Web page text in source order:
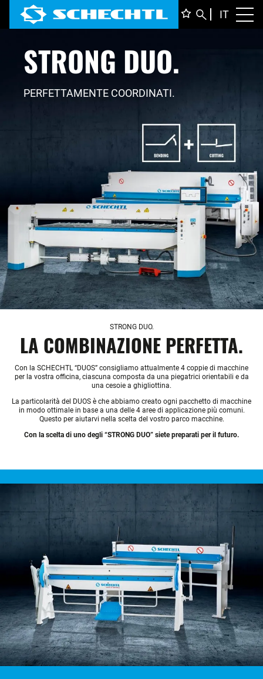
IT
STRONG DUO.
PERFETTAMENTE COORDINATI.
STRONG DUO.
LA COMBINAZIONE PERFETTA.
Con la SCHECHTL “DUOS” consigliamo attualmente 4 coppie di macchine
per la vostra officina, ciascuna composta da una piegatrici orientabili e da
una cesoie a ghigliottina.
La particolarità del DUOS è che abbiamo creato ogni pacchetto di macchine
in modo ottimale in base a una delle 4 aree di applicazione più comuni.
Questo per aiutarvi nella scelta del vostro parco macchine.
Con la scelta di uno degli “STRONG DUO” siete preparati per il futuro.